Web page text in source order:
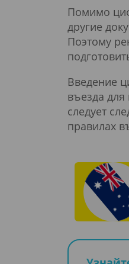
Помимо
другие
Поэтому
Введение
въезда
следует
правилах